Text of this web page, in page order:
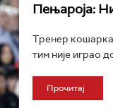
Пењароја:
Тренер
тим није играо
Прочитај